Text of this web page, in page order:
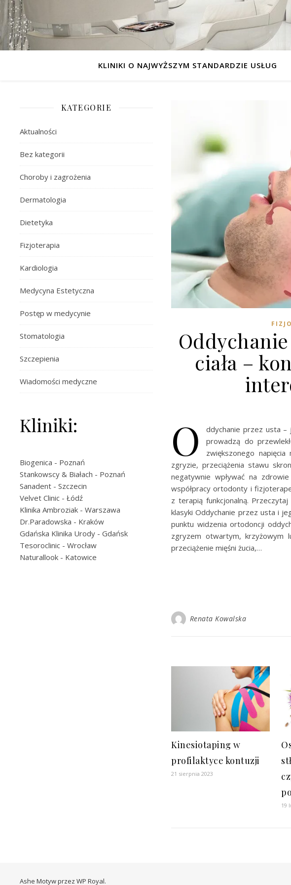
KLINIKI O NAJWYŻSZYM STANDARDZIE USŁUG
KATEGORIE
Aktualności
Bez kategorii
Choroby i zagrożenia
Dermatologia
Dietetyka
Fizjoterapia
Kardiologia
Medycyna Estetyczna
Postęp w medycynie
Stomatologia
Szczepienia
Wiadomości medyczne
Kliniki:
Biogenica - Poznań
Stankowscy & Białach - Poznań
Sanadent - Szczecin
Velvet Clinic - Łódź
Klinika Ambroziak - Warszawa
Dr.Paradowska - Kraków
Gdańska Klinika Urody - Gdańsk
Tesoroclinic - Wrocław
Naturallook - Katowice
ciała –
O
ddychanie przez usta –
prowadzą do
zwiększonego
zgryzie, przeciążenia stawu
negatywnie wpływać na
współpracy ortodonty i
z terapią funkcjonalną.
klasyki Oddychanie przez usta i
punktu widzenia ortodoncji
zgryzem otwartym, krzyżowym
przeciążenie mięśni żucia,…
Renata Kowalska
Kinesiotaping w
profilaktyce kontuzji
21 sierpnia 2023
19
Ashe Motyw przez WP Royal.